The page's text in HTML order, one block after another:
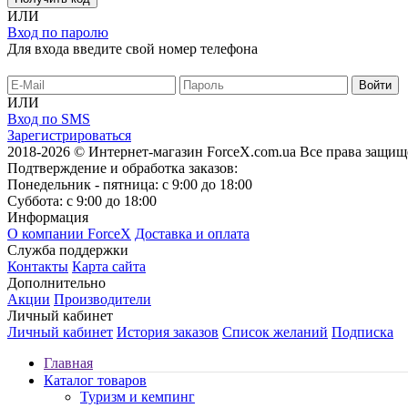
ИЛИ
Вход по паролю
Для входа введите свой номер телефона
ИЛИ
Вход по SMS
Зарегистрироваться
2018-2026 © Интернет-магазин ForceX.com.ua Все права
Подтверждение и обработка заказов:
Понедельник - пятница: с 9:00 до 18:00
Суббота: с 9:00 до 18:00
Информация
О компании ForceX Доставка и оплата
Служба поддержки
Контакты Карта сайта
Дополнительно
Акции Производители
Личный кабинет
Личный кабинет История заказов Список желаний Подписка
Главная
Каталог товаров
Туризм и кемпинг